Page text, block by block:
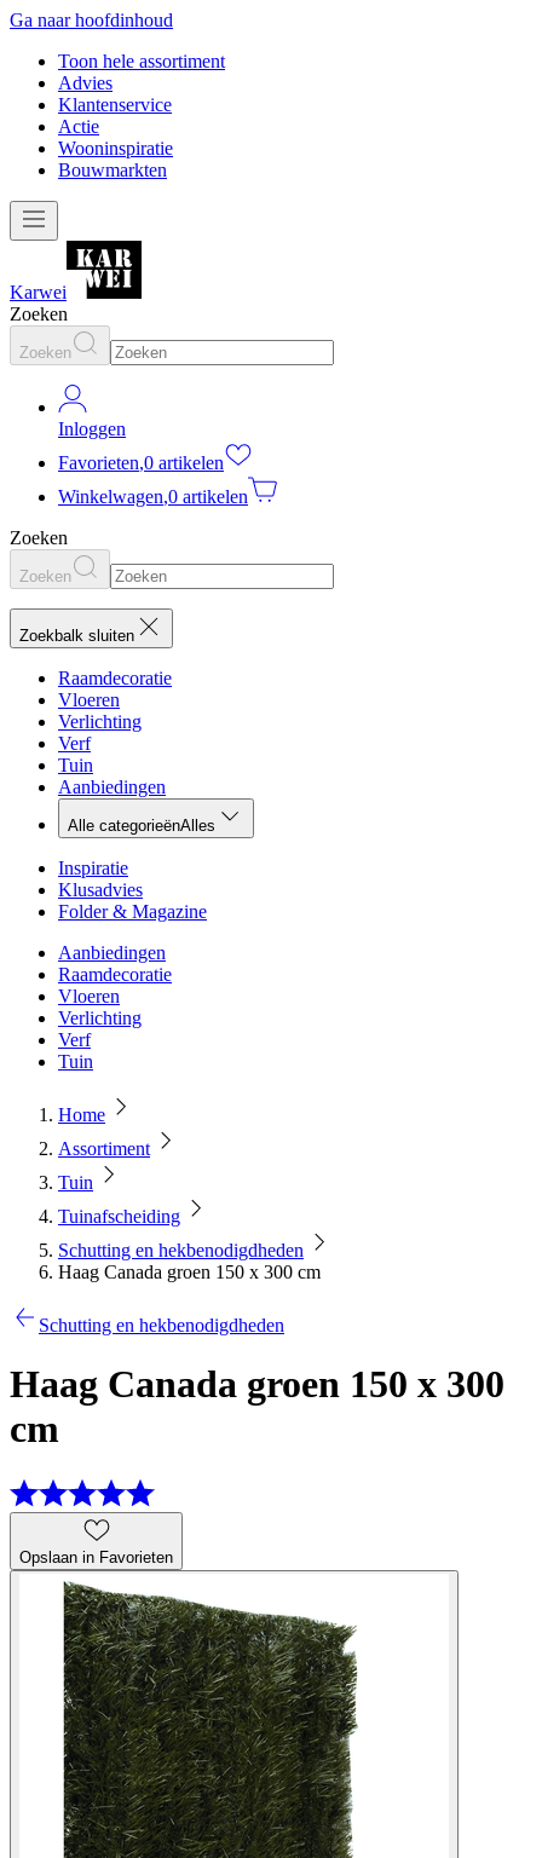
Ga naar hoofdinhoud
Toon hele assortiment
Advies
Klantenservice
Actie
Wooninspiratie
Bouwmarkten
Karwei
Zoeken
Zoeken
Inloggen
Favorieten,0 artikelen
Winkelwagen,0 artikelen
Zoeken
Zoeken
Zoekbalk sluiten
Raamdecoratie
Vloeren
Verlichting
Verf
Tuin
Aanbiedingen
Alle categorieënAlles
Inspiratie
Klusadvies
Folder & Magazine
Aanbiedingen
Raamdecoratie
Vloeren
Verlichting
Verf
Tuin
Home
Assortiment
Tuin
Tuinafscheiding
Schutting en hekbenodigdheden
Haag Canada groen 150 x 300 cm
Schutting en hekbenodigdheden
Haag Canada groen 150 x 300
cm
Opslaan in Favorieten